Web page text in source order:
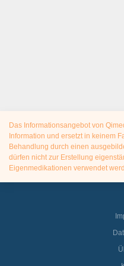
Das Informationsangebot von
Information und ersetzt in keinem
Behandlung durch einen
dürfen nicht zur Erstellung
Eigenmedikationen verwendet